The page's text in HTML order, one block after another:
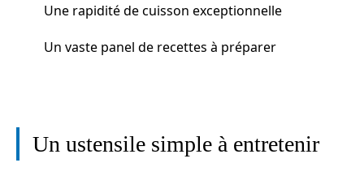
Une rapidité de cuisson exceptionnelle
Un vaste panel de recettes à préparer
Un ustensile simple à entretenir